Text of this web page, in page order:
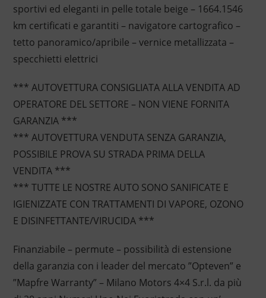
sportivi ed eleganti in pelle totale beige – 1664.1546
km certificati e garantiti – navigatore cartografico –
tetto panoramico/apribile – vernice metallizzata –
specchietti elettrici
*** AUTOVETTURA CONSIGLIATA ALLA VENDITA AD
OPERATORE DEL SETTORE – NON VIENE FORNITA
GARANZIA ***
*** AUTOVETTURA VENDUTA SENZA GARANZIA,
POSSIBILE PROVA SU STRADA PRIMA DELLA
VENDITA ***
*** TUTTE LE NOSTRE AUTO SONO SANIFICATE E
IGIENIZZATE CON TRATTAMENTI DI VAPORE, OZONO
E DISINFETTANTE/VIRUCIDA ***
Finanziabile – permute – possibilità di estensione
della garanzia con i leader del mercato ”Opteven” e
”Mapfre Warranty” – Milano Motors 4×4 S.r.l. da più